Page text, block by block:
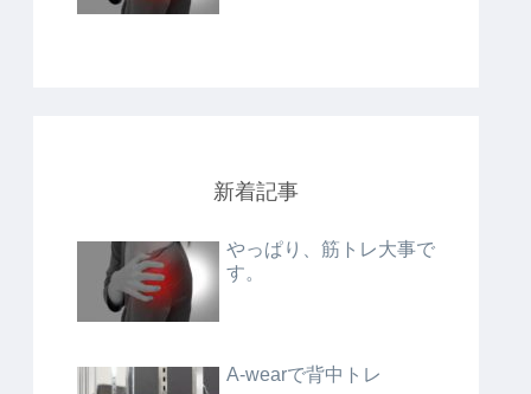
新着記事
やっぱり、筋トレ大事で
す。
A-wearで背中トレ